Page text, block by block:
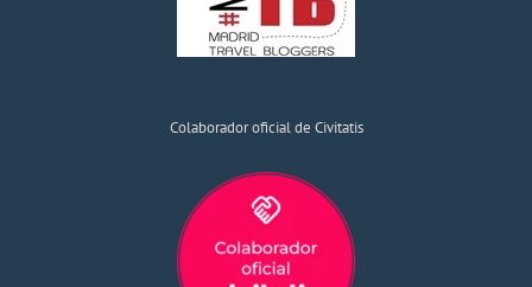
Colaborador oficial de Civitatis